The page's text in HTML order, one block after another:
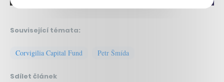
Související témata:
Corvigilia Capital Fund Petr Šmída
Sdílet článek